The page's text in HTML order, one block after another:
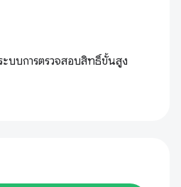
ะบบการตรวจสอบสิทธิ์ขั้นสูง